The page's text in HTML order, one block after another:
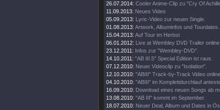
26.07.2014: Cooler Anime-Clip zu "Cry Of
11.09.2013: Neues Video
05.09.2013: Lyric-Video zur neuen Single.
01.08.2013: Artwork, Albuminfos und Tourdates.
15.04.2013: Auf Tour im Herbst
06.01.2012: Live at Wembley DVD Trailer
23.12.2011: Infos zur "Wembley-DVD".
14.10.2011: "AB III.5" Special Edition ist raus.
07.12.2010: Neuer Videoclip zu "Isolation".
12.10.2010: "ABIII" Track-by-Track Video
04.10.2010: "ABIII" im Komplettdurchlauf
16.09.2010: Download eines neuen Songs ab
13.08.2010: "AB III" kommt im September.
18.07.2010: Neuer Deal, Album und Dates in